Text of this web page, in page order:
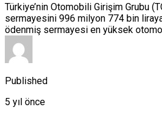
Türkiye’nin Otomobili Girişim Grubu
sermayesini 996 milyon 774 bin liraya
ödenmiş sermayesi en yüksek
Published
5 yıl önce